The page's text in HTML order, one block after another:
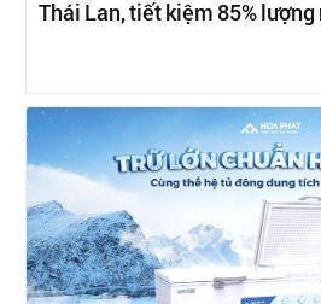
Thái Lan, tiết kiệm 85%